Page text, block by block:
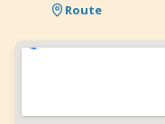
Route